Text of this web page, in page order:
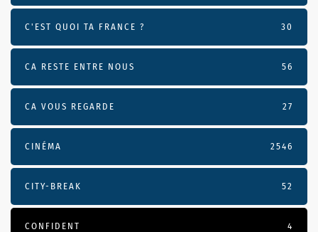
C'EST QUOI TA FRANCE ? 30
CA RESTE ENTRE NOUS 56
CA VOUS REGARDE 27
CINÉMA 2546
CITY-BREAK 52
CONFIDENT 4